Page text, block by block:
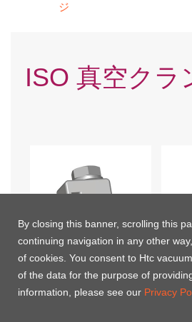
ジ
ISO 真空クラ
ンプ
By closing this banner, scrolling this
continuing navigation in any other
of cookies. You consent to Htc
of the data for the purpose of
information, please see our Privacy